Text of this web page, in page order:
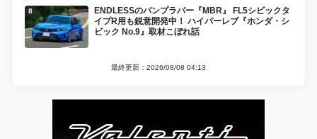
ENDLESSのバンプラバー『MBR』 FL5シビックタ
イプR用も鋭意開発中！ ハイパーレブ『ホンダ・シ
ビック No.9』取材こぼれ話
最終更新：2026/08/08 04:13